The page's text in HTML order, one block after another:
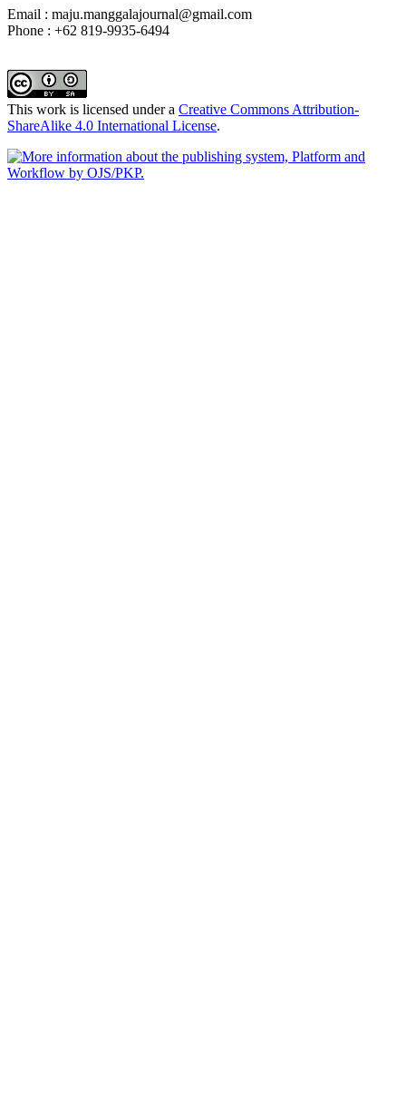
Email : maju.manggalajournal@gmail.com
Phone : +62 819-9935-6494
This work is licensed under a Creative Commons Attribution-
ShareAlike 4.0 International License.